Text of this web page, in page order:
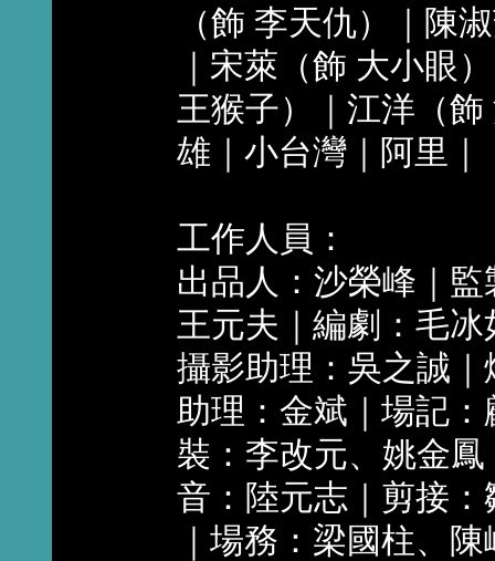
（飾 李天仇）｜陳
｜宋萊（飾 大小眼
王猴子）｜江洋（
雄｜小台灣｜阿里｜
工作人員：
出品人：沙榮峰｜
王元夫｜編劇：毛
攝影助理：吳之誠
助理：金斌｜場記
裝：李改元、姚金
音：陸元志｜剪接
｜場務：梁國柱、